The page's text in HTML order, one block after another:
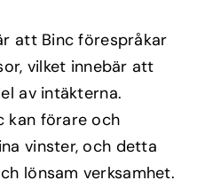
att Binc förespråkar
vilket innebär att
av intäkterna.
kan förare och
vinster, och detta
lönsam verksamhet.